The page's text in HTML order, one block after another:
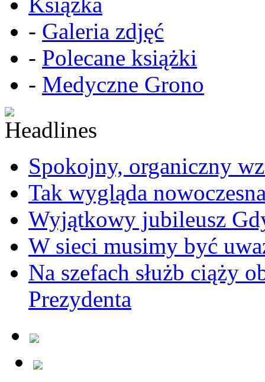
- Galeria zdjęć
- Polecane książki
- Medyczne Grono
Spokojny, organiczny
Tak wygląda
Wyjątkowy jubileusz
W sieci musimy być
Na szefach służb ciąży
Prezydenta